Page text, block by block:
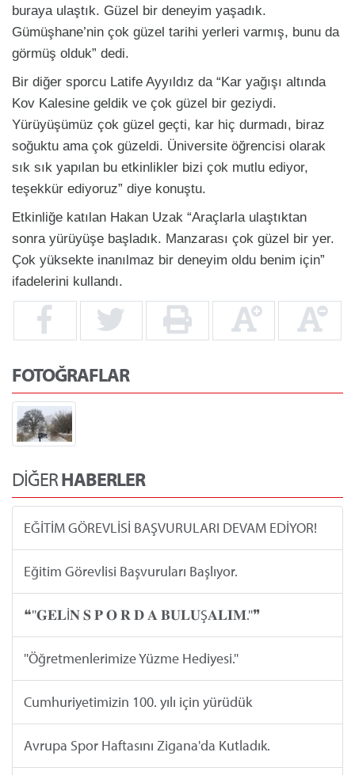
buraya ulaştık. Güzel bir deneyim yaşadık.
Gümüşhane’nin çok güzel tarihi yerleri varmış, bunu da
görmüş olduk” dedi.
Bir diğer sporcu Latife Ayyıldız da “Kar yağışı altında
Kov Kalesine geldik ve çok güzel bir geziydi.
Yürüyüşümüz çok güzel geçti, kar hiç durmadı, biraz
soğuktu ama çok güzeldi. Üniversite öğrencisi olarak
sık sık yapılan bu etkinlikler bizi çok mutlu ediyor,
teşekkür ediyoruz” diye konuştu.
Etkinliğe katılan Hakan Uzak “Araçlarla ulaştıktan
sonra yürüyüşe başladık. Manzarası çok güzel bir yer.
Çok yüksekte inanılmaz bir deneyim oldu benim için”
ifadelerini kullandı.
FOTOĞRAFLAR
DİĞERHABERLER
EĞİTİM GÖREVLİSİ BAŞVURULARI DEVAM EDİYOR!
Eğitim Görevlisi Başvuruları Başlıyor.
❝''𝐆𝐄𝐋İ𝐍 𝐒 𝐏 𝐎 𝐑 𝐃 𝐀 𝐁𝐔𝐋𝐔Ş𝐀𝐋𝐈𝐌.''❞
''Öğretmenlerimize Yüzme Hediyesi.''
Cumhuriyetimizin 100. yılı için yürüdük
Avrupa Spor Haftasını Zigana'da Kutladık.